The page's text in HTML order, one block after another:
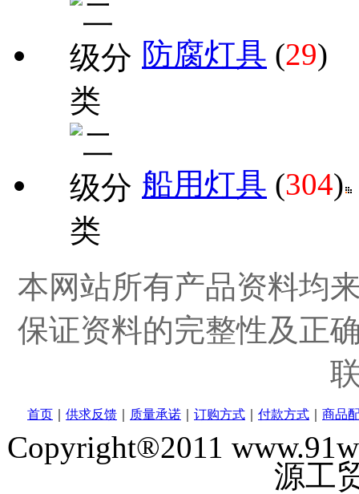
防腐灯具 (29)
船用灯具 (304)
本网站所有产品资料均
保证资料的完整性及正
首页 供求反馈 质量承诺 订购方式 付款方式 商品
Copyright®2011
源工